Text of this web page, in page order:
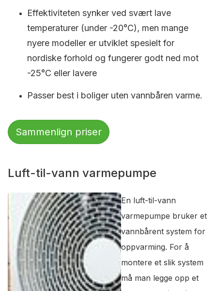
Effektiviteten synker ved svært lave
temperaturer (under -20°C), men mange
nyere modeller er utviklet spesielt for
nordiske forhold og fungerer godt ned mot
-25°C eller lavere
Passer best i boliger uten vannbåren varme.
Sammenlign priser
Luft-til-vann varmepumpe
En luft-til-vann
varmepumpe bruker et
vannbårent system for
oppvarming. For å
montere et slik system
må man legge opp et